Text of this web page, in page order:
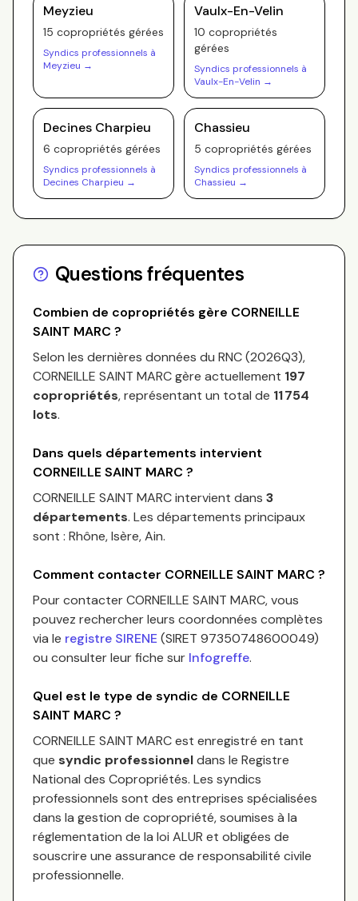
Meyzieu
15 copropriétés gérées
Syndics professionnels à
Meyzieu →
Vaulx-En-Velin
10 copropriétés
gérées
Syndics professionnels à
Vaulx-En-Velin →
Decines Charpieu
6 copropriétés gérées
Syndics professionnels à
Decines Charpieu →
Chassieu
5 copropriétés gérées
Syndics professionnels à
Chassieu →
Questions fréquentes
Combien de copropriétés gère CORNEILLE
SAINT MARC ?
Selon les dernières données du RNC (2026Q3),
CORNEILLE SAINT MARCgère actuellement 197
copropriétés, représentant un total de 11 754
lots.
Dans quels départements intervient
CORNEILLE SAINT MARC ?
CORNEILLE SAINT MARCintervient dans 3
départements. Les départements principaux
sont : Rhône, Isère, Ain.
Comment contacter CORNEILLE SAINT MARC ?
Pour contacterCORNEILLE SAINT MARC, vous
pouvez rechercher leurs coordonnées complètes
via le registre SIRENE (SIRET 97350748600049)
ou consulter leur fiche sur Infogreffe.
Quel est le type de syndic de CORNEILLE
SAINT MARC ?
CORNEILLE SAINT MARCest enregistré en tant
que syndic professionneldans le Registre
National des Copropriétés. Les syndics
professionnels sont des entreprises spécialisées
dans la gestion de copropriété, soumises à la
réglementation de la loi ALUR et obligées de
souscrire une assurance de responsabilité civile
professionnelle.